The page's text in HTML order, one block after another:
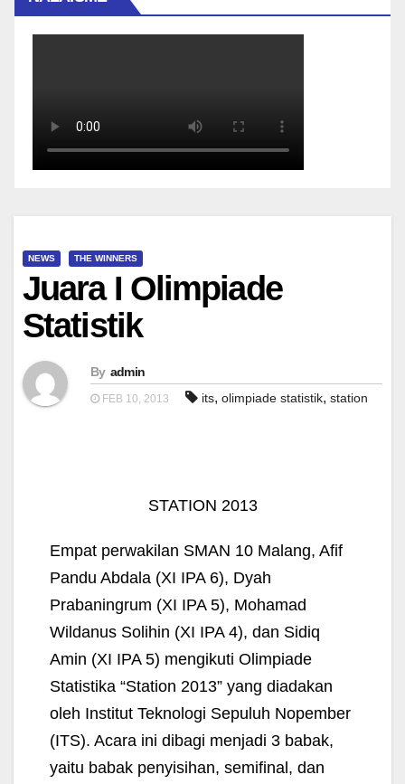
NEWS THE WINNERS
Juara I Olimpiade
Statistik
By admin
FEB 10, 2013 its, olimpiade statistik, station
STATION 2013
Empat perwakilan SMAN 10 Malang, Afif
Pandu Abdala (XI IPA 6), Dyah
Prabaningrum (XI IPA 5), Mohamad
Wildanus Solihin (XI IPA 4), dan Sidiq
Amin (XI IPA 5) mengikuti Olimpiade
Statistika “Station 2013” yang diadakan
oleh Institut Teknologi Sepuluh Nopember
(ITS). Acara ini dibagi menjadi 3 babak,
yaitu babak penyisihan, semifinal, dan